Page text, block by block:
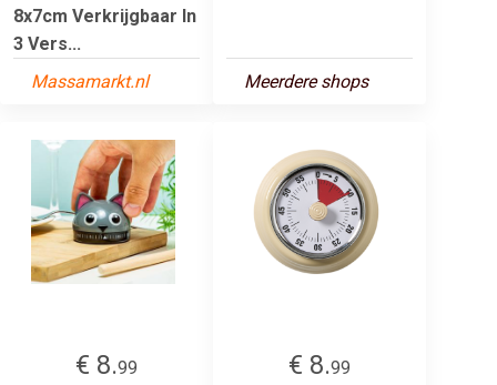
8x7cm Verkrijgbaar In
3 Vers...
Massamarkt.nl
Meerdere shops
€ 8.99
€ 8.99